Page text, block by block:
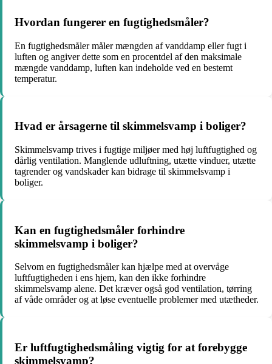
Hvordan fungerer en fugtighedsmåler?
En fugtighedsmåler måler mængden af vanddamp eller fugt i
luften og angiver dette som en procentdel af den maksimale
mængde vanddamp, luften kan indeholde ved en bestemt
temperatur.
Hvad er årsagerne til skimmelsvamp i boliger?
Skimmelsvamp trives i fugtige miljøer med høj luftfugtighed og
dårlig ventilation. Manglende udluftning, utætte vinduer, utætte
tagrender og vandskader kan bidrage til skimmelsvamp i
boliger.
Kan en fugtighedsmåler forhindre
skimmelsvamp i boliger?
Selvom en fugtighedsmåler kan hjælpe med at overvåge
luftfugtigheden i ens hjem, kan den ikke forhindre
skimmelsvamp alene. Det kræver også god ventilation, tørring
af våde områder og at løse eventuelle problemer med utætheder.
Er luftfugtighedsmåling vigtig for at forebygge
skimmelsvamp?